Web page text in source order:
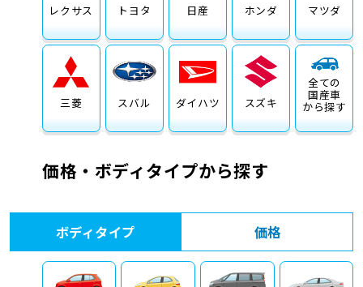
お問い合わせ
レクサス トヨタ 日産 ホンダ マツダ
三菱 スバル ダイハツ スズキ
全ての
国産車
から探す
価格・ボディタイプから探す
ボディタイプ 価格